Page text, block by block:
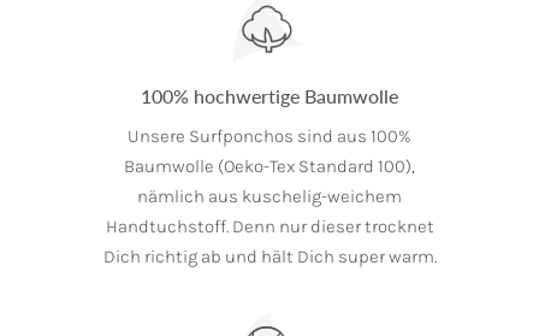
100% hochwertige Baumwolle
Unsere Surfponchos sind aus 100%
Baumwolle (Oeko-Tex Standard 100),
nämlich aus kuschelig-weichem
Handtuchstoff. Denn nur dieser trocknet
Dich richtig ab und hält Dich super warm.